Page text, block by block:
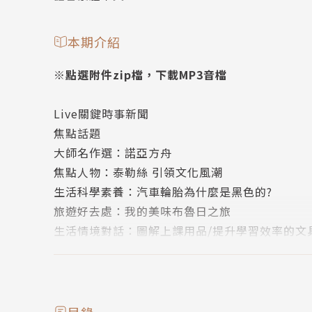
本期介紹
※點選附件zip檔，下載MP3音檔
Live關鍵時事新聞
焦點話題
大師名作選：諾亞方舟
焦點人物：泰勒絲 引領文化風潮
生活科學素養：汽車輪胎為什麼是黑色的?
旅遊好去處：我的美味布魯日之旅
生活情境對話：圖解上課用品/提升學習效率的文